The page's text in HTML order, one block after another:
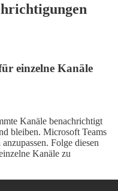
einzelne Kanäle
Kanäle benachrichtigt
bleiben. Microsoft Teams
Folge diesen
Kanäle zu